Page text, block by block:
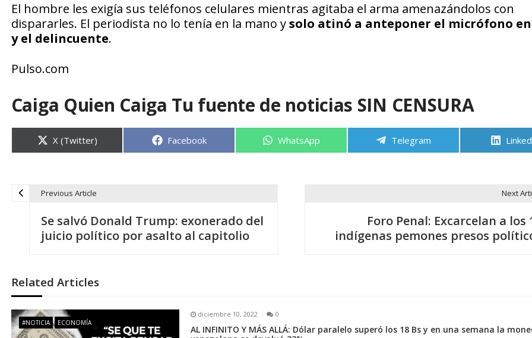
El hombre les exigía sus teléfonos celulares mientras agitaba el arma amenazándolos con
dispararles. El periodista no lo tenía en la mano ysolo atinó a anteponer el micrófono
y el delincuente.
Pulso.com
Caiga Quien Caiga Tu fuente de noticias SIN CENSURA
Compartir
en
X (Twitter) Compartir
Facebook Compartir
WhatsApp Compartir
Telegram
e
g
Previous Article
Se salvó Donald Trump: exonerado del
juicio político por asalto al capitolio
Next
Foro Penal: Excarcelan a los
indígenas pemones presos
Related Articles
#NOTICIA ECONOMÍA
diciembre 10, 2022 0
AL INFINITO Y MÁS ALLÁ: Dólar paralelo superó los 18 Bs y en una semana la